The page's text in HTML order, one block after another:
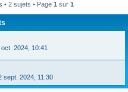
• 2 sujets • Page 1 sur 1
oct. 2024, 10:41
sept. 2024, 11:30